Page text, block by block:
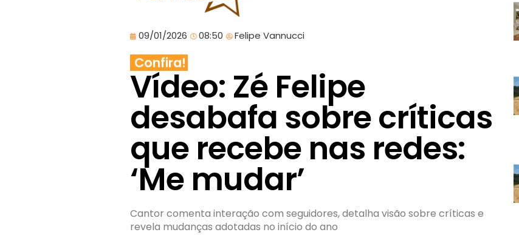
09/01/2026 08:50 Felipe Vannucci
Confira!
Vídeo: Zé Felipe
desabafa sobre críticas
que recebe nas redes:
‘Me mudar’
Cantor comenta interação com seguidores, detalha visão sobre críticas e
revela mudanças adotadas no início do ano